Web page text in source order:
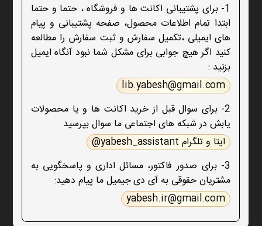
1- برای پشتیبانی اکانت ها و فروشگاه ، حتما و حتما
ابتدا تمام اطلاعات محصول، صفحه پشتیبانی و پیام
های ایمیلی ،تکمیل سفارش و ثبت سفارش را مطالعه
کنید اگر هیچ جوابی برای مشکل شما نبود آنگاه ایمیل
بزنید :
lib.yabesh@gmail.com
2- برای سوال قبل از خرید اکانت ها و یا محصولات
یابش در شبکه های اجتماعی ما سوال بپرسید
ایتا و تلگرام yabesh_assistant@
3- برای صدور فاکتور، مسائل اداری و پاسخگویی به
مشتریان حقوقی به آی دی جیمیل ما پیام دهید:
yabesh.ir@gmail.com